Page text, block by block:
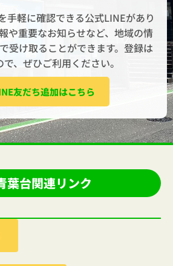
手軽に確認できる公式LINEがあり
や重要なお知らせなど、地域の情
受け取ることができます。登録は
、ぜひご利用ください。
友だち追加はこちら
葉台関連リンク